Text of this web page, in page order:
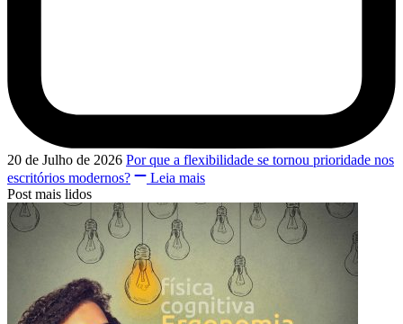
20 de Julho de 2026 Por que a flexibilidade se tornou prioridade nos
escritórios modernos?
Leia mais
Post mais lidos